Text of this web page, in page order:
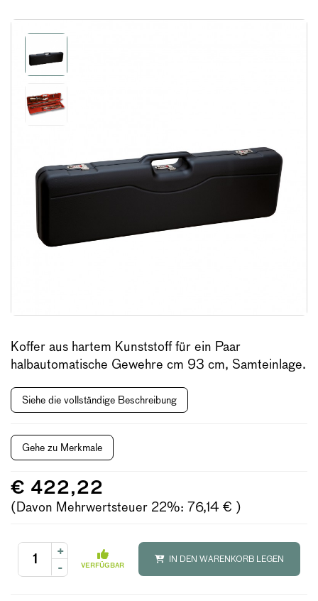
Koffer aus hartem Kunststoff für ein Paar
halbautomatische Gewehre cm 93 cm, Samteinlage.
Siehe die vollständige Beschreibung
Gehe zu Merkmale
€ 422,22
(Davon Mehrwertsteuer 22%: 76,14 € )
+
-
VERFÜGBAR
IN DEN WARENKORB LEGEN